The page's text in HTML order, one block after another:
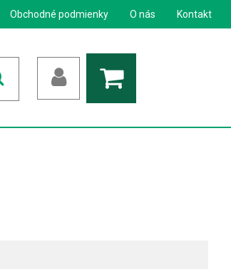
Obchodné podmienky O nás Kontakt